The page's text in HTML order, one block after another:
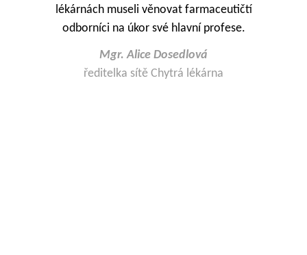
lékárnách museli věnovat farmaceutičtí
odborníci na úkor své hlavní profese.
Mgr. Alice Dosedlová
ředitelka sítě Chytrá lékárna